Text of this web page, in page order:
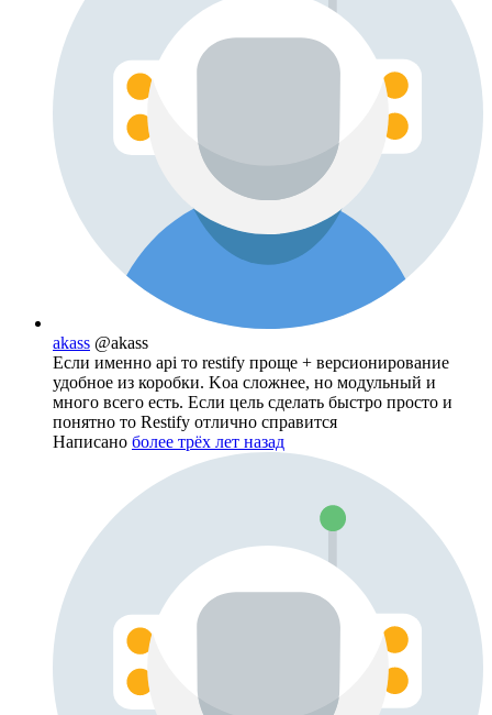
akass @akass
Если именно api то restify проще + версионирование
удобное из коробки. Koa сложнее, но модульный и
много всего есть. Если цель сделать быстро просто и
понятно то Restify отлично справится
Написано более трёх лет назад